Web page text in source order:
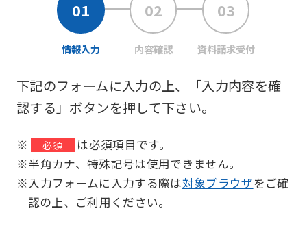
情報入力 内容確認 資料請求受付
下記のフォームに入力の上、「入力内容を確
認する」ボタンを押して下さい。
※ 必須
は必須項目です。
※半角カナ、特殊記号は使用できません。
※入力フォームに入力する際は対象ブラウザをご確
認の上、ご利用ください。